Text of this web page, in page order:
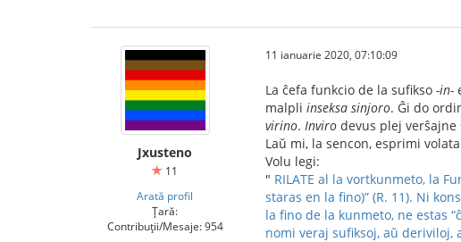
Jxusteno
11
Arată profil
Țară:
Contribuții/Mesaje: 954
11 ianuarie 2020, 07:10:09
La ĉefa funkcio de la sufikso -in-
malpli inseksa sinjoro. Ĝi do
virino. Inviro devus plej verŝajne
Laŭ mi, la sencon, esprimi
Volu legi:
" RILATE al la vortkunmeto, la
staras en la fino)” (R. 11). Ni
la fino de la kunmeto, ne estas
nomi veraj sufiksoj, aŭ deriviloj,